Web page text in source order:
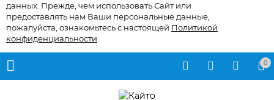
данных. Прежде, чем использовать Сайт или
предоставлять нам Ваши персональные данные,
пожалуйста, ознакомьтесь с настоящей Политикой
конфиденциальности
0